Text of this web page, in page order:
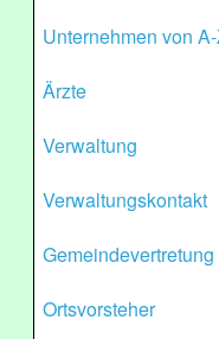
Unternehmen von
Ärzte
Verwaltung
Verwaltungskontakt
Gemeindevertretung
Ortsvorsteher